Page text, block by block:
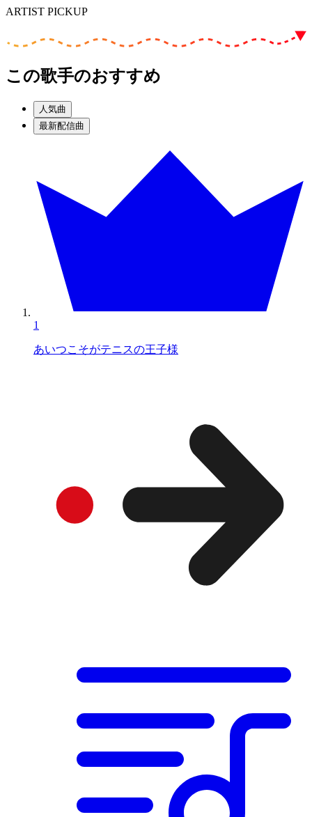
ARTIST PICKUP
この歌手のおすすめ
人気曲
最新配信曲
1
あいつこそがテニスの王子様